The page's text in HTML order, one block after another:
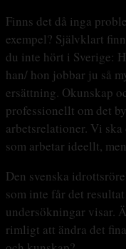
Finns det då inga
exempel? Självklart
du inte hört i Sverige:
han/ hon jobbar ju så
ersättning. Okunskap
professionellt om det
arbetsrelationer. Vi
som arbetar ideellt,
Den svenska
som inte får det
undersökningar visar.
rimligt att ändra det